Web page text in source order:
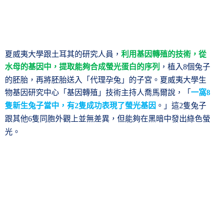
夏威夷大學跟土耳其的研究人員， 利用基因轉殖的技術，從
水母的基因中，提取能夠合成螢光蛋白的序列 ，植入8個兔子
的胚胎，再將胚胎送入「代理孕兔」的子宮。夏威夷大學生
物基因研究中心「基因轉殖」技術主持人喬馬爾說，「一窩8
隻新生兔子當中，有2隻成功表現了螢光基因 。」這2隻兔子
跟其他6隻同胞外觀上並無差異，但能夠在黑暗中發出綠色螢
光。